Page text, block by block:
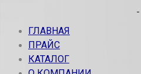
ГЛАВНАЯ
ПРАЙС
КАТАЛОГ